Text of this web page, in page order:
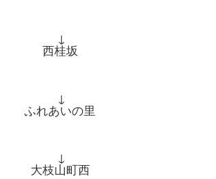
↓
西桂坂
↓
ふれあいの里
↓
大枝山町西